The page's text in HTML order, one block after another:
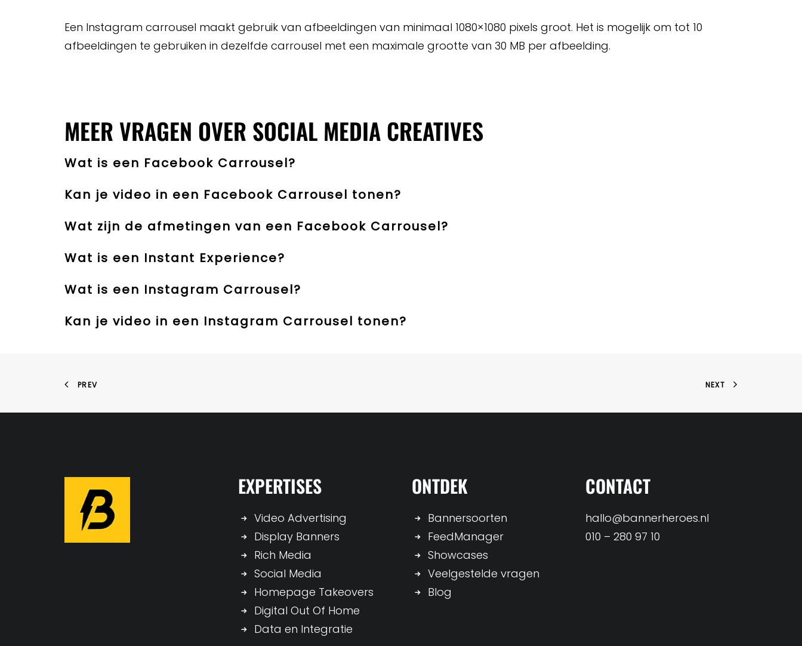
Een Instagram carrousel maakt gebruik van afbeeldingen van minimaal 1080×1080 pixels groot. Het is mogelijk om tot 10
afbeeldingen te gebruiken in dezelfde carrousel met een maximale grootte van 30 MB per afbeelding.
MEER VRAGEN OVER SOCIAL MEDIA CREATIVES
Wat is een Facebook Carrousel?
Kan je video in een Facebook Carrousel tonen?
Wat zijn de afmetingen van een Facebook Carrousel?
Wat is een Instant Experience?
Wat is een Instagram Carrousel?
Kan je video in een Instagram Carrousel tonen?
PREV NEXT
EXPERTISES
Video Advertising
Display Banners
Rich Media
Social Media
Homepage Takeovers
Digital Out Of Home
Data en Integratie
ONTDEK
Bannersoorten
FeedManager
Showcases
Veelgestelde vragen
Blog
CONTACT
hallo@bannerheroes.nl
010 – 280 97 10